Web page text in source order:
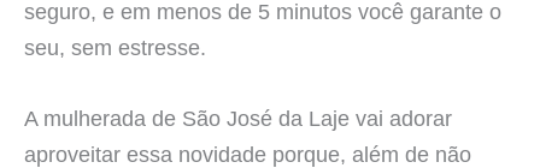
seguro, e em menos de 5 minutos você garante o
seu, sem estresse.
A mulherada de São José da Laje vai adorar
aproveitar essa novidade porque, além de não